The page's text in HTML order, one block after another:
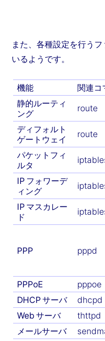
また、各種設定を行う
いるようです。
機能 関連コ
静的ルーティ
ング
route
ディフォルト
ゲートウェイ
route
パケットフィ
ルタ
IP フォワーデ
ィング
IP マスカレー
ド
PPP pppd
PPPoE
pppoe
DHCP サーバ
dhcpd
Web サーバ
thttpd
メールサーバ